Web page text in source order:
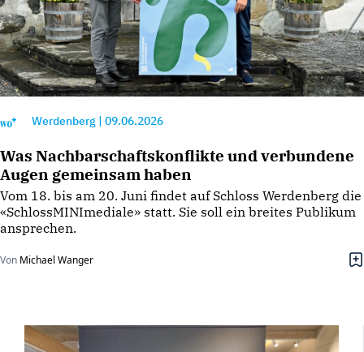
Werdenberg 09.06.2026
Was Nachbarschaftskonflikte und verbundene
Augen gemeinsam haben
Vom 18. bis am 20. Juni findet auf Schloss Werdenberg die
«SchlossMINImediale» statt. Sie soll ein breites Publikum
ansprechen.
Von Michael Wanger